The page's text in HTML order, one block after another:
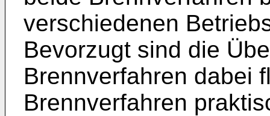
verschiedenen
Bevorzugt sind die
Brennverfahren dabei
Brennverfahren